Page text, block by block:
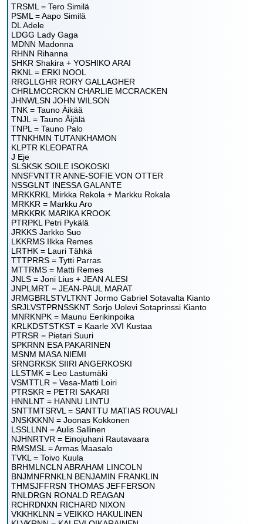
TRSML = Tero Similä
PSML = Aapo Similä
DL Adele
LDGG Lady Gaga
MDNN Madonna
RHNN Rihanna
SHKR Shakira + YOSHIKO ARAI
RKNL = ERKI NOOL
RRGLLGHR RORY GALLAGHER
CHRLMCCRCKN CHARLIE MCCRACKEN
JHNWLSN JOHN WILSON
TNK = Tauno Äikää
TNJL = Tauno Äijälä
TNPL = Tauno Palo
TTNKHMN TUTANKHAMON
KLPTR KLEOPATRA
J Eje
SLSKSK SOILE ISOKOSKI
NNSFVNTTR ANNE-SOFIE VON OTTER
NSSGLNT INESSA GALANTE
MRKKRKL Mirkka Rekola + Markku Rokala
MRKKR = Markku Aro
MRKKRK MARIKA KROOK
PTRPKL Petri Pykälä
JRKKS Jarkko Suo
LKKRMS Ilkka Remes
LRTHK = Lauri Tähkä
TTTPRRS = Tytti Parras
MTTRMS = Matti Remes
JNLS = Joni Lius + JEAN ALESI
JNPLMRT = JEAN-PAUL MARAT
JRMGBRLSTVLTKNT Jormo Gabriel Sotavalta Kianto
SRJLVSTPRNSSKNT Sorjo Uolevi Sotaprinssi Kianto
MNRKNPK = Maunu Eerikinpoika
KRLKDSTSTKST = Kaarle XVI Kustaa
PTRSR = Pietari Suuri
SPKRNN ESA PAKARINEN
MSNM MASA NIEMI
SRNGRKSK SIIRI ANGERKOSKI
LLSTMK = Leo Lastumäki
VSMTTLR = Vesa-Matti Loiri
PTRSKR = PETRI SAKARI
HNNLNT = HANNU LINTU
SNTTMTSRVL = SANTTU MATIAS ROUVALI
JNSKKKNN = Joonas Kokkonen
LSSLLNN = Aulis Sallinen
NJHNRTVR = Einojuhani Rautavaara
RMSMSL = Armas Maasalo
TVKL = Toivo Kuula
BRHMLNCLN ABRAHAM LINCOLN
BNJMNFRNKLN BENJAMIN FRANKLIN
THMSJFFRSN THOMAS JEFFERSON
RNLDRGN RONALD REAGAN
RCHRDNXN RICHARD NIXON
VKKHKLNN = VEIKKO HAKULINEN